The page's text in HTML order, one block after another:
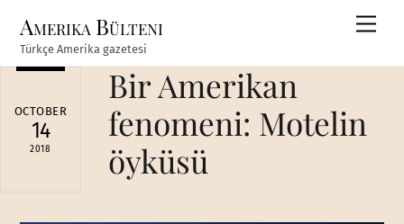
content
Amerika Bülteni
Türkçe Amerika gazetesi
OCTOBER
14
2018
Bir Amerikan
fenomeni: Motelin
öyküsü